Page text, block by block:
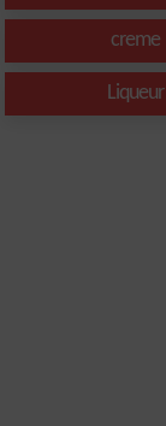
creme
Liqueur